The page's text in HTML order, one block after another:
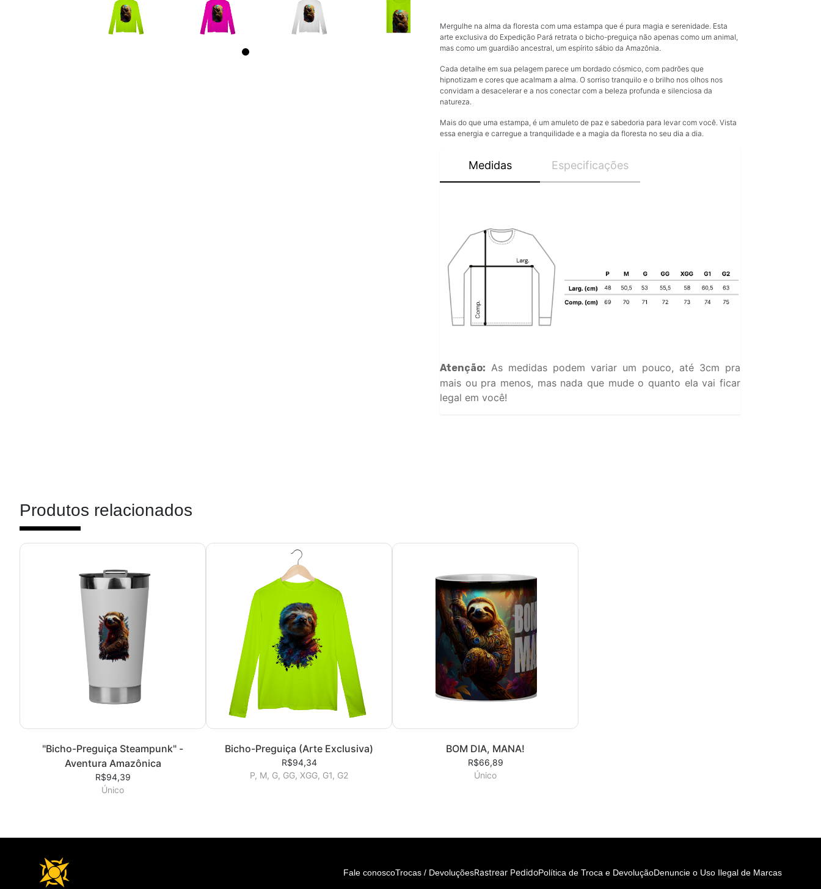
Mergulhe na alma da floresta com uma estampa que é pura magia e serenidade. Esta
arte exclusiva do Expedição Pará retrata o bicho-preguiça não apenas como um animal,
mas como um guardião ancestral, um espírito sábio da Amazônia.
Cada detalhe em sua pelagem parece um bordado cósmico, com padrões que
hipnotizam e cores que acalmam a alma. O sorriso tranquilo e o brilho nos olhos nos
convidam a desacelerar e a nos conectar com a beleza profunda e silenciosa da
natureza.
Mais do que uma estampa, é um amuleto de paz e sabedoria para levar com você. Vista
essa energia e carregue a tranquilidade e a magia da floresta no seu dia a dia.
Medidas Especificações
Atenção: As medidas podem variar um pouco, até 3cm pra
mais ou pra menos, mas nada que mude o quanto ela vai ficar
legal em você!
Produtos relacionados
"Bicho-Preguiça Steampunk" -
Aventura Amazônica
R$94,39
Único
Bicho-Preguiça (Arte Exclusiva)
R$94,34
P, M, G, GG, XGG, G1, G2
BOM DIA, MANA!
R$66,89
Único
Fale conoscoTrocas / DevoluçõesRastrear PedidoPolítica de Troca e DevoluçãoDenuncie o Uso Ilegal de Marcas